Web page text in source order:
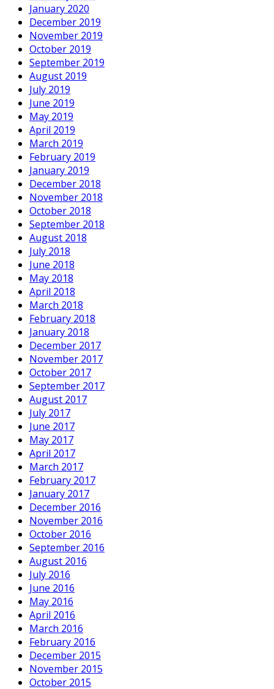
January 2020
December 2019
November 2019
October 2019
September 2019
August 2019
July 2019
June 2019
May 2019
April 2019
March 2019
February 2019
January 2019
December 2018
November 2018
October 2018
September 2018
August 2018
July 2018
June 2018
May 2018
April 2018
March 2018
February 2018
January 2018
December 2017
November 2017
October 2017
September 2017
August 2017
July 2017
June 2017
May 2017
April 2017
March 2017
February 2017
January 2017
December 2016
November 2016
October 2016
September 2016
August 2016
July 2016
June 2016
May 2016
April 2016
March 2016
February 2016
December 2015
November 2015
October 2015